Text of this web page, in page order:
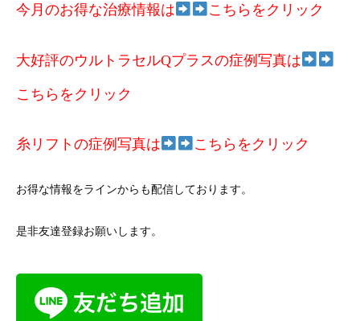
今月のお得な治療情報は こちらをクリック
大好評のウルトラセルQプラスの症例写真は
こちらをクリック
糸リフトの症例写真は こちらをクリック
お得な情報をラインからも配信しております。
是非友達登録お願いします。